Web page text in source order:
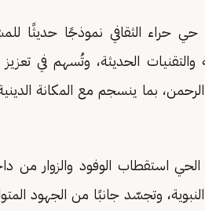
حراء الثقافي نموذجًا حديثًا
والتقنيات الحديثة، وتُسهم في
بما ينسجم مع المكانة
استقطاب الوفود والزوار من
النبوية، وتجسّد جانبًا من الجهود